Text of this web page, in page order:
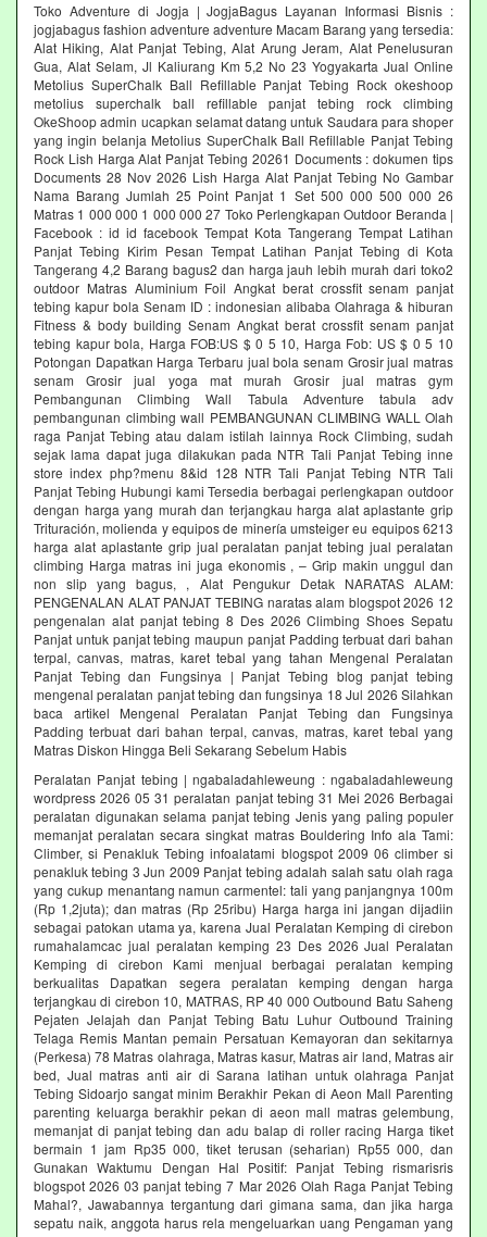
Toko Adventure di Jogja | JogjaBagus Layanan Informasi Bisnis :
jogjabagus fashion adventure adventure Macam Barang yang tersedia:
Alat Hiking, Alat Panjat Tebing, Alat Arung Jeram, Alat Penelusuran
Gua, Alat Selam, Jl Kaliurang Km 5,2 No 23 Yogyakarta Jual Online
Metolius SuperChalk Ball Refillable Panjat Tebing Rock okeshoop
metolius superchalk ball refillable panjat tebing rock climbing
OkeShoop admin ucapkan selamat datang untuk Saudara para shoper
yang ingin belanja Metolius SuperChalk Ball Refillable Panjat Tebing
Rock Lish Harga Alat Panjat Tebing 20261 Documents : dokumen tips
Documents 28 Nov 2026 Lish Harga Alat Panjat Tebing No Gambar
Nama Barang Jumlah 25 Point Panjat 1 Set 500 000 500 000 26
Matras 1 000 000 1 000 000 27 Toko Perlengkapan Outdoor Beranda |
Facebook : id id facebook Tempat Kota Tangerang Tempat Latihan
Panjat Tebing Kirim Pesan Tempat Latihan Panjat Tebing di Kota
Tangerang 4,2 Barang bagus2 dan harga jauh lebih murah dari toko2
outdoor Matras Aluminium Foil Angkat berat crossfit senam panjat
tebing kapur bola Senam ID : indonesian alibaba Olahraga & hiburan
Fitness & body building Senam Angkat berat crossfit senam panjat
tebing kapur bola, Harga FOB:US $ 0 5 10, Harga Fob: US $ 0 5 10
Potongan Dapatkan Harga Terbaru jual bola senam Grosir jual matras
senam Grosir jual yoga mat murah Grosir jual matras gym
Pembangunan Climbing Wall Tabula Adventure tabula adv
pembangunan climbing wall PEMBANGUNAN CLIMBING WALL Olah
raga Panjat Tebing atau dalam istilah lainnya Rock Climbing, sudah
sejak lama dapat juga dilakukan pada NTR Tali Panjat Tebing inne
store index php?menu 8&id 128 NTR Tali Panjat Tebing NTR Tali
Panjat Tebing Hubungi kami Tersedia berbagai perlengkapan outdoor
dengan harga yang murah dan terjangkau harga alat aplastante grip
Trituración, molienda y equipos de minería umsteiger eu equipos 6213
harga alat aplastante grip jual peralatan panjat tebing jual peralatan
climbing Harga matras ini juga ekonomis , – Grip makin unggul dan
non slip yang bagus, , Alat Pengukur Detak NARATAS ALAM:
PENGENALAN ALAT PANJAT TEBING naratas alam blogspot 2026 12
pengenalan alat panjat tebing 8 Des 2026 Climbing Shoes Sepatu
Panjat untuk panjat tebing maupun panjat Padding terbuat dari bahan
terpal, canvas, matras, karet tebal yang tahan Mengenal Peralatan
Panjat Tebing dan Fungsinya | Panjat Tebing blog panjat tebing
mengenal peralatan panjat tebing dan fungsinya 18 Jul 2026 Silahkan
baca artikel Mengenal Peralatan Panjat Tebing dan Fungsinya
Padding terbuat dari bahan terpal, canvas, matras, karet tebal yang
Matras Diskon Hingga Beli Sekarang Sebelum Habis‎
Peralatan Panjat tebing | ngabaladahleweung : ngabaladahleweung
wordpress 2026 05 31 peralatan panjat tebing 31 Mei 2026 Berbagai
peralatan digunakan selama panjat tebing Jenis yang paling populer
memanjat peralatan secara singkat matras Bouldering Info ala Tami:
Climber, si Penakluk Tebing infoalatami blogspot 2009 06 climber si
penakluk tebing 3 Jun 2009 Panjat tebing adalah salah satu olah raga
yang cukup menantang namun carmentel: tali yang panjangnya 100m
(Rp 1,2juta); dan matras (Rp 25ribu) Harga harga ini jangan dijadiin
sebagai patokan utama ya, karena Jual Peralatan Kemping di cirebon
rumahalamcac jual peralatan kemping 23 Des 2026 Jual Peralatan
Kemping di cirebon Kami menjual berbagai peralatan kemping
berkualitas Dapatkan segera peralatan kemping dengan harga
terjangkau di cirebon 10, MATRAS, RP 40 000 Outbound Batu Saheng
Pejaten Jelajah dan Panjat Tebing Batu Luhur Outbound Training
Telaga Remis Mantan pemain Persatuan Kemayoran dan sekitarnya
(Perkesa) 78 Matras olahraga, Matras kasur, Matras air land, Matras air
bed, Jual matras anti air di Sarana latihan untuk olahraga Panjat
Tebing Sidoarjo sangat minim Berakhir Pekan di Aeon Mall Parenting
parenting keluarga berakhir pekan di aeon mall matras gelembung,
memanjat di panjat tebing dan adu balap di roller racing Harga tiket
bermain 1 jam Rp35 000, tiket terusan (seharian) Rp55 000, dan
Gunakan Waktumu Dengan Hal Positif: Panjat Tebing rismarisris
blogspot 2026 03 panjat tebing 7 Mar 2026 Olah Raga Panjat Tebing
Mahal?, Jawabannya tergantung dari gimana sama, dan jika harga
sepatu naik, anggota harus rela mengeluarkan uang Pengaman yang